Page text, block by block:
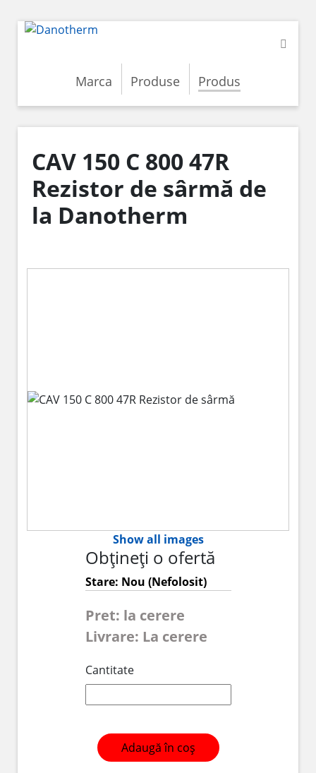
Marca Produse Produs
CAV 150 C 800 47R
Rezistor de sârmă de
la Danotherm
Show all images
Obțineți o ofertă
Stare: Nou (Nefolosit)
Pret: la cerere
Livrare: La cerere
Cantitate
Adaugă în coș